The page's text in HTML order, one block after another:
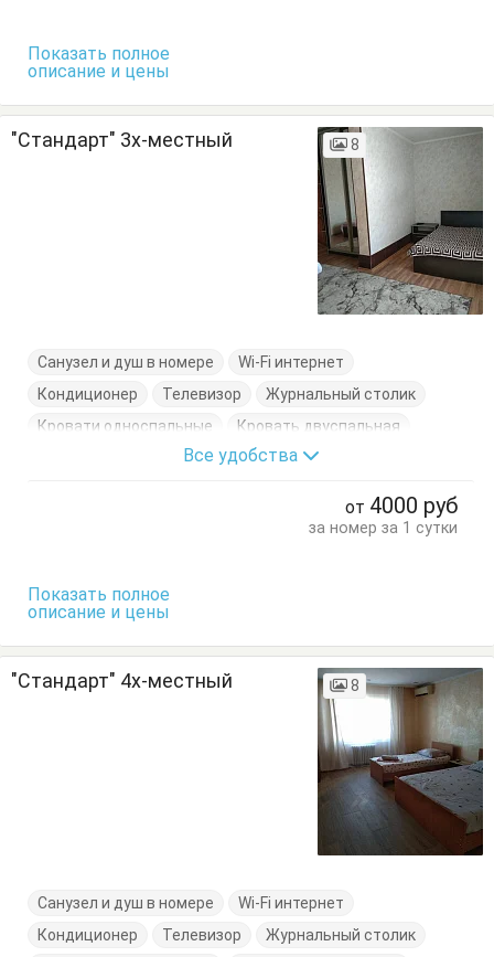
Показать полное
описание и цены
"Стандарт" 3х-местный 8
Санузел и душ в номере
Wi-Fi интернет
Кондиционер
Телевизор
Журнальный столик
Кровати односпальные
Кровать двуспальная
Тумбочки Шкаф
Все удобства
от 4000 руб
за номер за 1 сутки
Показать полное
описание и цены
"Стандарт" 4х-местный 8
Санузел и душ в номере
Wi-Fi интернет
Кондиционер
Телевизор
Журнальный столик